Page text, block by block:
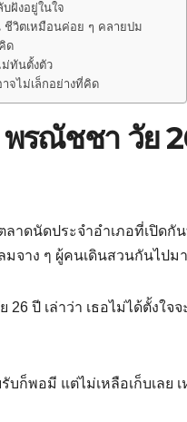
ฝังอยู่ในใจ
ชีวิตเหมือนค่อย ๆ คลายปม
ด
ม่ทันตั้งตัว
จไม่เล็กอย่างที่คิด
รณัชชา วัย
าดนัดประจำอำเภอที่เปิด
จาง ๆ ผู้คนเดินสวนกันไปม
26 ปี เล่าว่า เธอไม่ได้ตั้งใ
ก็พอมี แต่ไม่เหลือเก็บเลย